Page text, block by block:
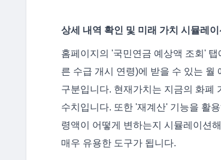
상세 내역 확인 및 미래 가치 시뮬레
홈페이지의 '국민연금 예상액 조회'
른 수급 개시 연령)에 받을 수 있는
구분입니다. 현재가치는 지금의 화폐
수치입니다. 또한 '재계산' 기능을 활
령액이 어떻게 변하는지 시뮬레이션
매우 유용한 도구가 됩니다.